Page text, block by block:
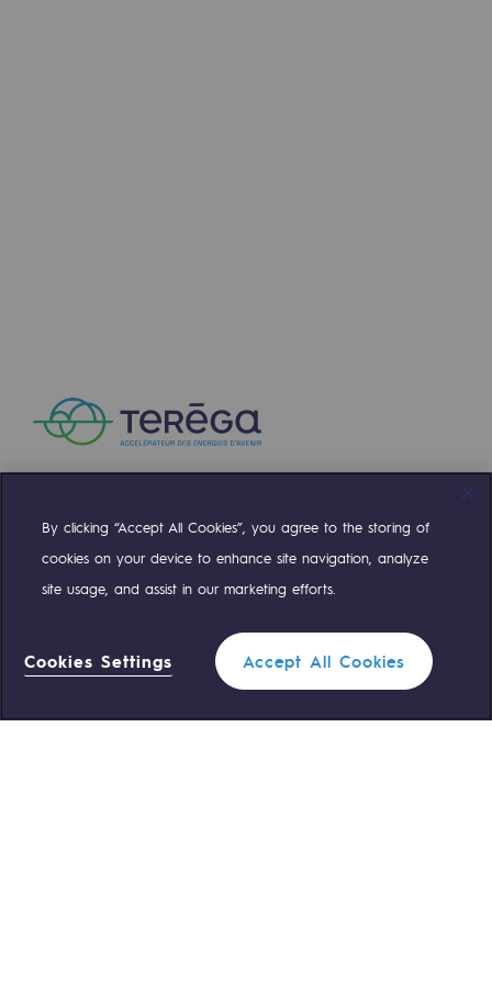
Filtrer 1
Compte TwitterCompte Facebook
Compte LinkedinCompte Youtube
Standard Teréga 0 559 133 400
By clicking “Accept All Cookies”, you agree to the storing of
cookies on your device to enhance site navigation, analyze
site usage, and assist in our marketing efforts.
Cookies Settings Accept All Cookies